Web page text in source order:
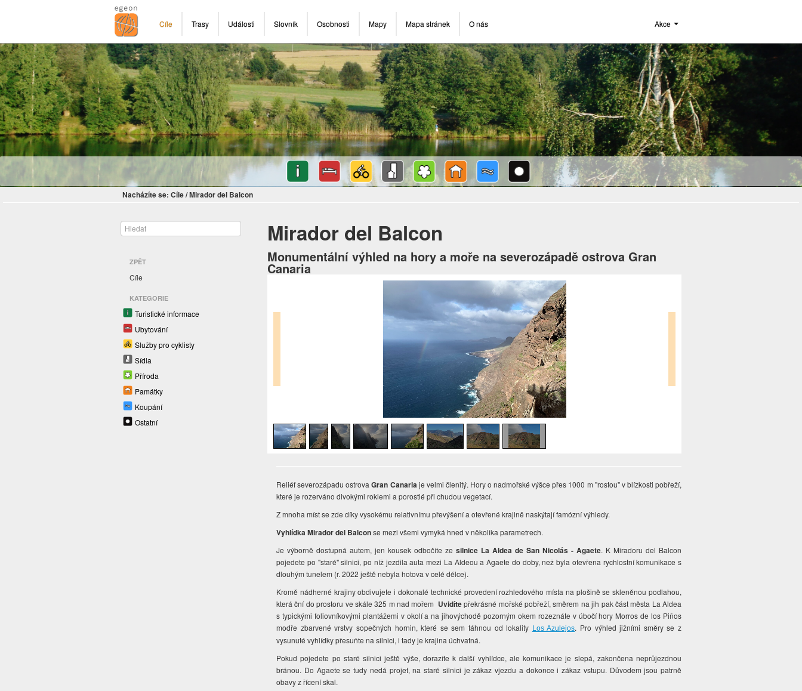
Cíle Trasy Události Slovník Osobnosti Mapy Mapa stránek O nás Akce
Nacházíte se: Cíle/Mirador del Balcon
ZPĚT
Cíle
KATEGORIE
Turistické informace
Ubytování
Služby pro cyklisty
Sídla
Příroda
Památky
Koupání
Ostatní
Mirador del Balcon
Monumentální výhled na hory a moře na severozápadě ostrova Gran
Canaria
Reliéf severozápadu ostrovaGran Canaria je velmi členitý. Hory o nadmořské výšce přes 1000 m "rostou" v blízkosti pobřeží,
které je rozerváno divokými roklemi a porostlé při chudou vegetací.
Z mnoha míst se zde díky vysokému relativnímu převýšení a otevřené krajině naskýtají famózní výhledy.
Vyhlídka Mirador del Balconse mezi všemi vymyká hned v několika parametrech.
Je výborně dostupná autem, jen kousek odbočíte zesilnice La Aldea de San Nicolás - Agaete. K Miradoru del Balcon
pojedete po "staré" silnici, po níž jezdila auta mezi La Aldeou a Agaete do doby, než byla otevřena rychlostní komunikace s
dlouhým tunelem (r. 2022 ještě nebyla hotova v celé délce).
Kromě nádherné krajiny obdivujete i dokonalé technické provedení rozhledového místa na plošině se skleněnou podlahou,
která ční do prostoru ve skále 325 m nad mořem Uvidítepřekrásné mořské pobřeží, směrem na jih pak část města La Aldea
s typickými foliovníkovými plantážemi v okolí a na jihovýchodě pozorným okem rozeznáte v úbočí hory Morros de los Piňos
modře zbarvené vrstvy sopečných hornin, které se sem táhnou od lokality Los Azulejos. Pro výhled jižními směry se z
vysunuté vyhlídky přesuňte na silnici, i tady je krajina úchvatná.
Pokud pojedete po staré silnici ještě výše, dorazíte k další vyhlídce, ale komunikace je slepá, zakončena neprůjezdnou
bránou. Do Agaete se tudy nedá projet, na staré silnici je zákaz vjezdu a dokonce i zákaz vstupu. Důvodem jsou patrně
obavy z řícení skal.